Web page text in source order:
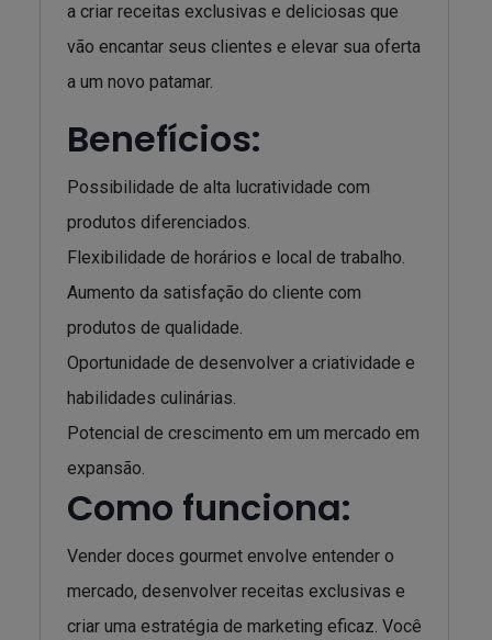
a criar receitas exclusivas e deliciosas que
vão encantar seus clientes e elevar sua oferta
a um novo patamar.
Benefícios:
Possibilidade de alta lucratividade com
produtos diferenciados.
Flexibilidade de horários e local de trabalho.
Aumento da satisfação do cliente com
produtos de qualidade.
Oportunidade de desenvolver a criatividade e
habilidades culinárias.
Potencial de crescimento em um mercado em
expansão.
Como funciona:
Vender doces gourmet envolve entender o
mercado, desenvolver receitas exclusivas e
criar uma estratégia de marketing eficaz. Você